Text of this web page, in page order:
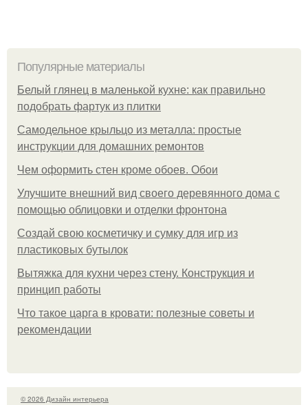
Популярные материалы
Белый глянец в маленькой кухне: как правильно
подобрать фартук из плитки
Самодельное крыльцо из металла: простые
инструкции для домашних ремонтов
Чем оформить стен кроме обоев. Обои
Улучшите внешний вид своего деревянного дома с
помощью облицовки и отделки фронтона
Создай свою косметичку и сумку для игр из
пластиковых бутылок
Вытяжка для кухни через стену. Конструкция и
принцип работы
Что такое царга в кровати: полезные советы и
рекомендации
© 2026 Дизайн интерьера